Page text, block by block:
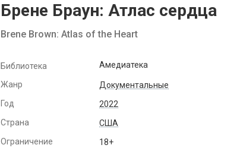
Брене Браун: Атлас сердца
Brene Brown: Atlas of the Heart
Библиотека Амедиатека
Жанр
Документальные
Год
2022
Страна
США
Ограничение
18+